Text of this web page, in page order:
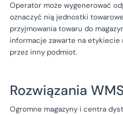
Operator może wygenerować
oznaczyć nią jednostki
przyjmowania towaru do
informacje zawarte na etykiecie
przez inny podmiot.
Rozwiązania
Ogromne magazyny i centra